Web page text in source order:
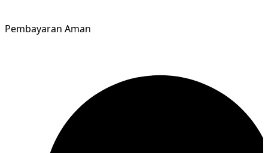
Pembayaran Aman